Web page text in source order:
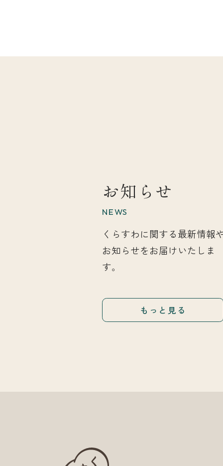
お知らせ
NEWS
くらすわに関する最新情報
お知らせをお届けいたしま
す。
もっと見る